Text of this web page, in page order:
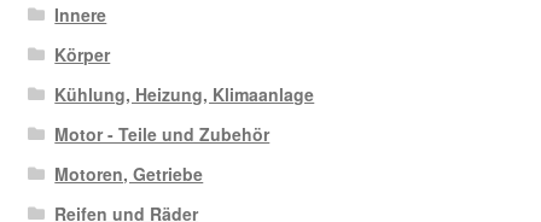
Innere
Körper
Kühlung, Heizung, Klimaanlage
Motor - Teile und Zubehör
Motoren, Getriebe
Reifen und Räder